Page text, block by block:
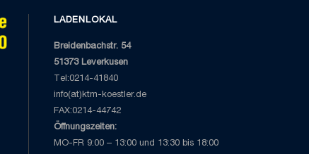
LADENLOKAL
Breidenbachstr. 54
51373 Leverkusen
Tel:0214-41840
info(at)ktm-koestler.de
FAX:0214-44742
Öffnungszeiten:
MO-FR 9:00 – 13:00 und 13:30 bis 18:00